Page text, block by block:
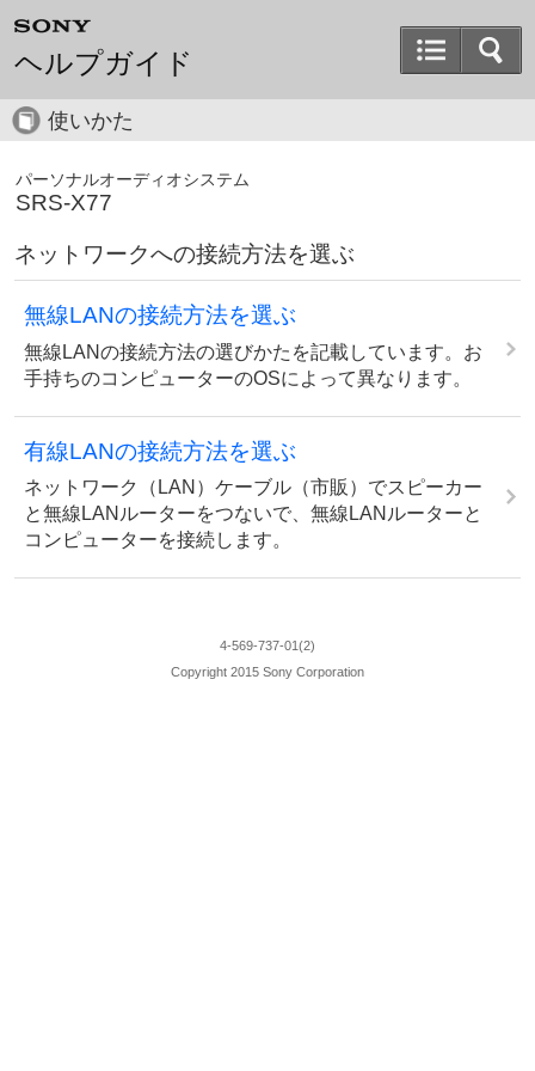
ヘルプガイド
使いかた
パーソナルオーディオシステム
SRS-X77
ネットワークへの接続方法を選ぶ
無線LANの接続方法を選ぶ
無線LANの接続方法の選びかたを記載しています。お
手持ちのコンピューターのOSによって異なります。
有線LANの接続方法を選ぶ
ネットワーク（LAN）ケーブル（市販）でスピーカー
と無線LANルーターをつないで、無線LANルーターと
コンピューターを接続します。
4-569-737-01(2)
Copyright 2015 Sony Corporation